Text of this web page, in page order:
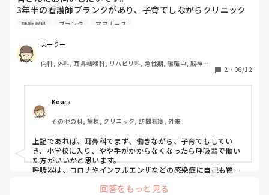
家事と育児と仕事の両立が出来なくなってきています😭
仕事内容はかなりキツいですが、その分、子供が熱出した時
いのですが、2人目も産まれる中でこのままでいいのか悩み
始めました。
護師の方も多いとは思いますが、、
それとも現在の職場で頑張り続けますか？
ちなみにパートになっても仕事内容は変わらず、残業は2時
間は当たり前な上に、ボーナスも出ないのでメリットは何も
3年半の看護師ブランクがあり、子育てしながらクリニック
で働く場合、耳鼻科と呼吸器科であればどちらを選ばれます
立地や待遇面などの条件なしで、診療科目的にどちらに惹か
呼吸器科 ブランク ママナース
まーりー
内科, 外科, 耳鼻咽喉科, リハビリ科, 急性期, 離職中, 脳神経
2 ・ 06/12
Koara
その他の科, 病棟, クリニック, 訪問看護, 外来
上記であれば、耳鼻科でまず、働きながら、子育てもしてい
き、小学校に入り、やや手がかからなくなったら呼吸器で働い
た方がいいかと思います。
呼吸器は、コロナやインフルエンザなどの感染症に自己も罹患
子供とも、スキンシップの機会も多く、家族内感染の可能性も
回答をもっと見る